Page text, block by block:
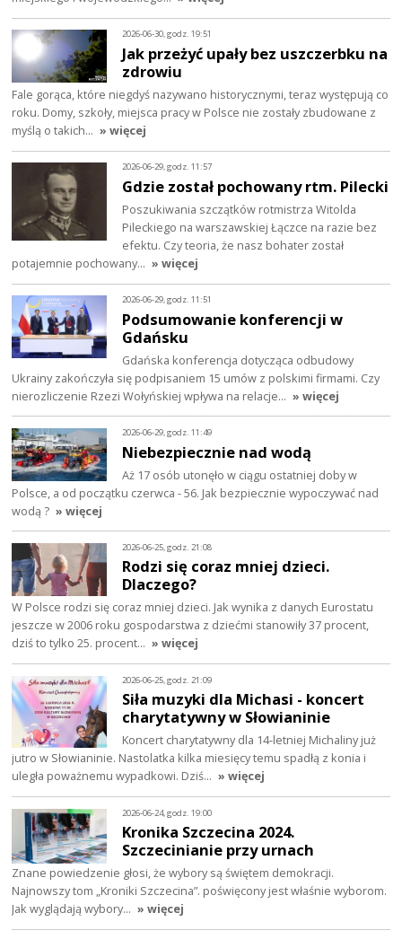
2026-06-30, godz. 19:51
Jak przeżyć upały bez uszczerbku na
zdrowiu
Fale gorąca, które niegdyś nazywano historycznymi, teraz występują co
roku. Domy, szkoły, miejsca pracy w Polsce nie zostały zbudowane z
myślą o takich… » więcej
2026-06-29, godz. 11:57
Gdzie został pochowany rtm. Pilecki
Poszukiwania szczątków rotmistrza Witolda
Pileckiego na warszawskiej Łączce na razie bez
efektu. Czy teoria, że nasz bohater został
potajemnie pochowany… » więcej
2026-06-29, godz. 11:51
Podsumowanie konferencji w
Gdańsku
Gdańska konferencja dotycząca odbudowy
Ukrainy zakończyła się podpisaniem 15 umów z polskimi firmami. Czy
nierozliczenie Rzezi Wołyńskiej wpływa na relacje… » więcej
2026-06-29, godz. 11:49
Niebezpiecznie nad wodą
Aż 17 osób utonęło w ciągu ostatniej doby w
Polsce, a od początku czerwca - 56. Jak bezpiecznie wypoczywać nad
wodą ? » więcej
2026-06-25, godz. 21:08
Rodzi się coraz mniej dzieci.
Dlaczego?
W Polsce rodzi się coraz mniej dzieci. Jak wynika z danych Eurostatu
jeszcze w 2006 roku gospodarstwa z dziećmi stanowiły 37 procent,
dziś to tylko 25. procent… » więcej
2026-06-25, godz. 21:09
Siła muzyki dla Michasi - koncert
charytatywny w Słowianinie
Koncert charytatywny dla 14-letniej Michaliny już
jutro w Słowianinie. Nastolatka kilka miesięcy temu spadłą z konia i
uległa poważnemu wypadkowi. Dziś… » więcej
2026-06-24, godz. 19:00
Kronika Szczecina 2024.
Szczecinianie przy urnach
Znane powiedzenie głosi, że wybory są świętem demokracji.
Najnowszy tom „Kroniki Szczecina”. poświęcony jest właśnie wyborom.
Jak wyglądają wybory… » więcej